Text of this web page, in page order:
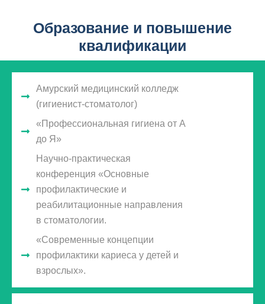
Образование и повышение
квалификации
Амурский медицинский колледж
(гигиенист-стоматолог)
«Профессиональная гигиена от А
до Я»
Научно-практическая
конференция «Основные
профилактические и
реабилитационные направления
в стоматологии.
«Современные концепции
профилактики кариеса у детей и
взрослых».